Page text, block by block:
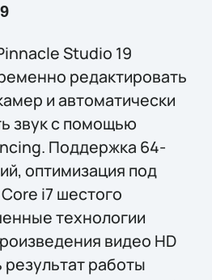
Studio 19
редактировать
и автоматически
звук с помощью
Поддержка 64-
оптимизация под
i7 шестого
технологии
видео HD
результат работы